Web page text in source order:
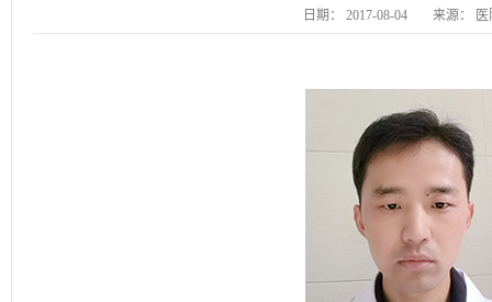
日期： 2017-08-04 来源：